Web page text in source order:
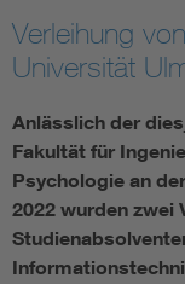
Assisted Living
Electromobility
Energy efficiency
Energy storage
Verleihung
Universität
Anlässlich der
Fakultät für
Psychologie an
2022 wurden zwei